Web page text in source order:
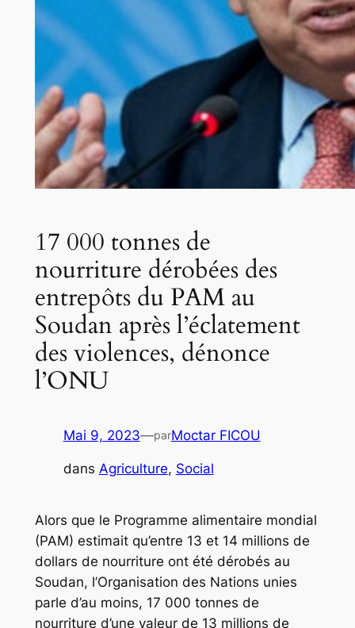
17 000 tonnes de
nourriture dérobées des
entrepôts du PAM au
Soudan après l’éclatement
des violences, dénonce
l’ONU
Mai 9, 2023—parMoctar FICOU
dans Agriculture, Social
Alors que le Programme alimentaire mondial
(PAM) estimait qu’entre 13 et 14 millions de
dollars de nourriture ont été dérobés au
Soudan, l’Organisation des Nations unies
parle d’au moins, 17 000 tonnes de
nourriture d’une valeur de 13 millions de